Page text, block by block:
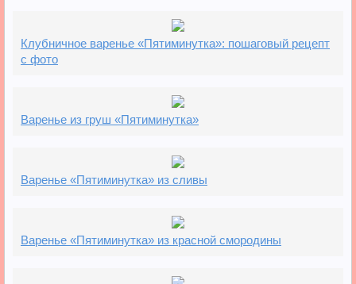
Клубничное варенье «Пятиминутка»: пошаговый рецепт
с фото
Варенье из груш «Пятиминутка»
Варенье «Пятиминутка» из сливы
Варенье «Пятиминутка» из красной смородины